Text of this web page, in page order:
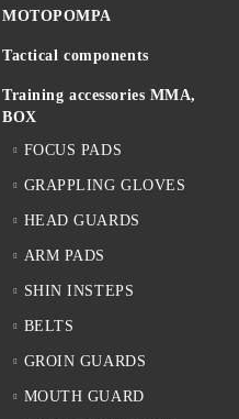
MOTOPOMPA
Tactical components
Training accessories MMA,
BOX
FOCUS PADS
GRAPPLING GLOVES
HEAD GUARDS
ARM PADS
SHIN INSTEPS
BELTS
GROIN GUARDS
MOUTH GUARD